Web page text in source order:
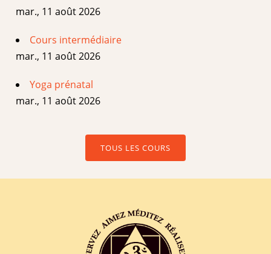
mar., 11 août 2026
Cours intermédiaire
mar., 11 août 2026
Yoga prénatal
mar., 11 août 2026
TOUS LES COURS